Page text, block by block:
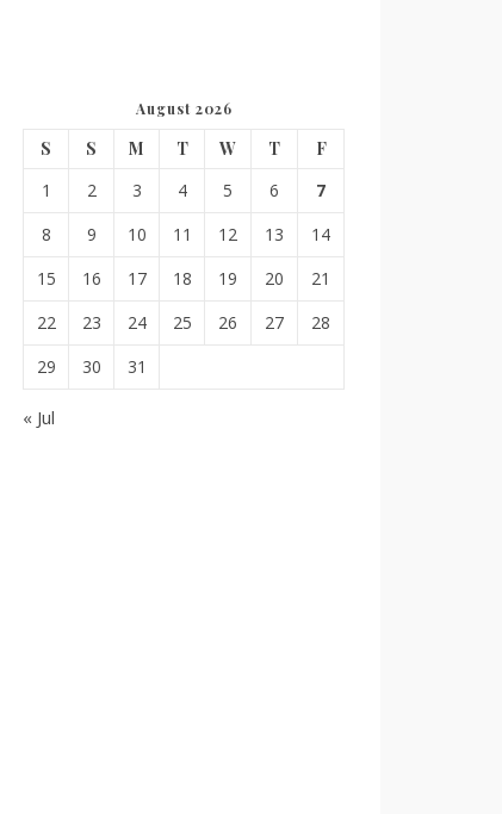
August 2026
S S M T W T
F
1
2 3 4 5 6
7
8
9 10 11 12 13
14
15
16 17 18 19 20
21
22
23 24 25 26 27
28
29
30 31
« Jul